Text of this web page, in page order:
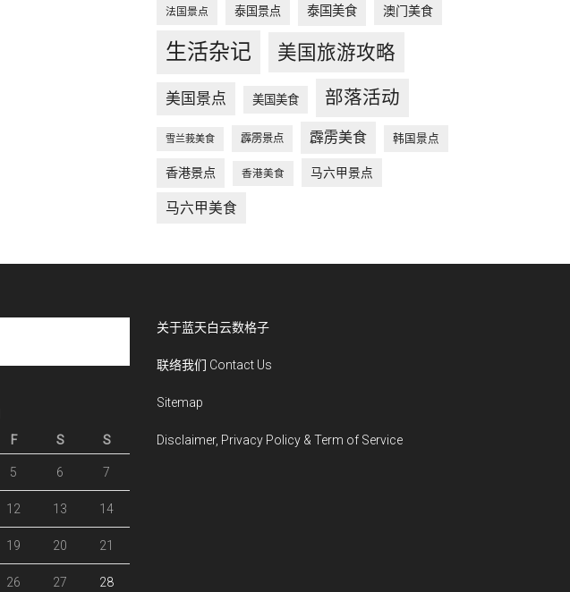
法国景点 泰国景点 泰国美食 澳门美食
生活杂记 美国旅游攻略
美国景点 美国美食 部落活动
雪兰莪美食 霹雳景点 霹雳美食 韩国景点
香港景点 香港美食 马六甲景点
马六甲美食
F S S
5 6 7
12 13 14
19 20 21
26 27 28
关于蓝天白云数格子
联络我们 Contact Us
Sitemap
Disclaimer, Privacy Policy & Term of Service